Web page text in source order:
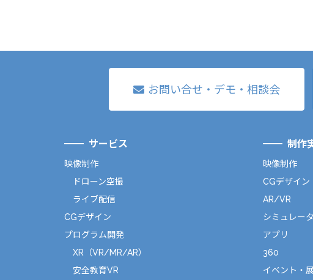
お問い合せ・デモ・相談会
サービス
映像制作
ドローン空撮
ライブ配信
CGデザイン
プログラム開発
XR（VR/MR/AR）
安全教育VR
制作
映像制作
CGデザイン
AR/VR
シミュレー
アプリ
360
イベント・